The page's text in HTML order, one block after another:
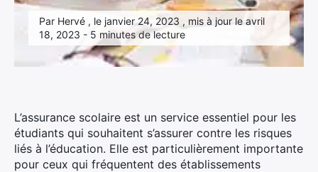
Par Hervé , le janvier 24, 2023 , mis à jour le avril
18, 2023 - 5 minutes de lecture
L’assurance scolaire est un service essentiel pour les
étudiants qui souhaitent s’assurer contre les risques
liés à l’éducation. Elle est particulièrement importante
pour ceux qui fréquentent des établissements